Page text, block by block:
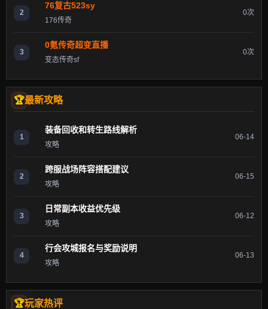
2
76复古523sy
176传奇
0次
3
0氪传奇超变直播
变态传奇sf
0次
最新攻略
1
装备回收和转生路线解析
攻略
06-14
2
跨服战场阵容搭配建议
攻略
06-15
3
日常副本收益优先级
攻略
06-12
4
行会攻城报名与奖励说明
攻略
06-13
玩家热评